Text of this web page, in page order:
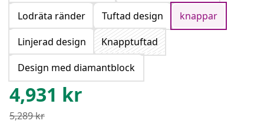
Lodräta ränder
Tuftad design
knappar
Linjerad design
Knapptuftad
Design med diamantblock
4,931 kr
5,289kr